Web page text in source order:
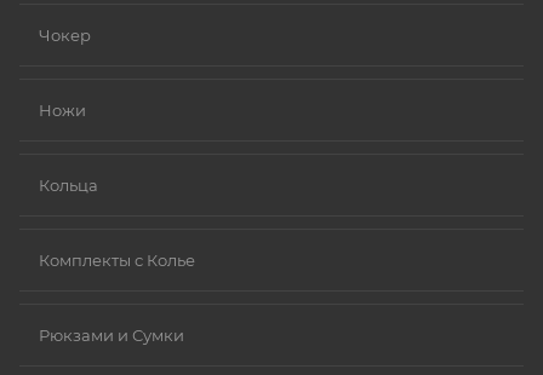
Чокер
Ножи
Кольца
Комплекты с Колье
Рюкзами и Сумки